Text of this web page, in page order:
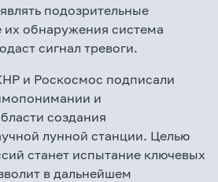
подозрительные
их обнаружения система
сигнал тревоги.
и Роскосмос подписали
и
создания
лунной станции. Целью
станет испытание ключевых
в дальнейшем